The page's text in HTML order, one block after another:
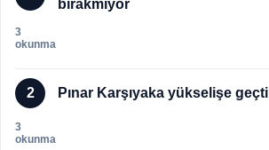
bırakmıyor
3
okunma
2 Pınar Karşıyaka yükselişe geçti
3
okunma